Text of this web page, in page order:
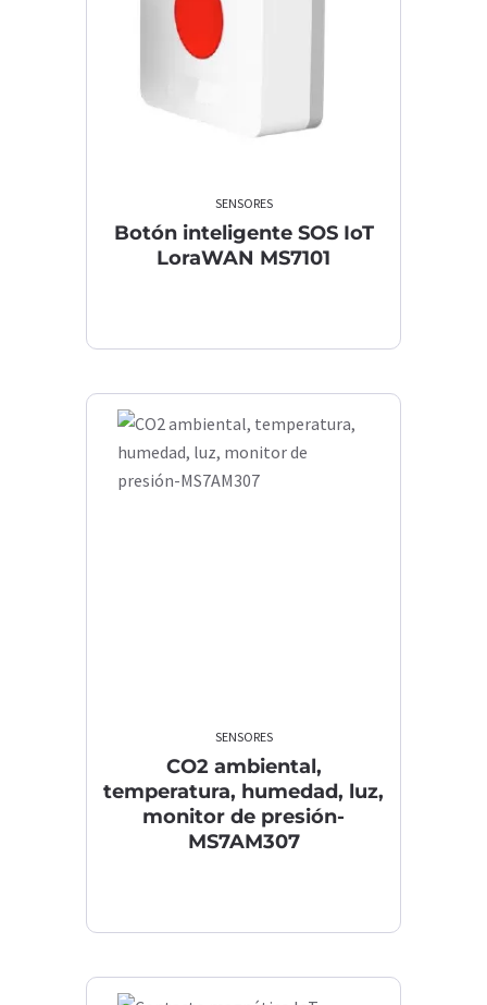
SENSORES
Botón inteligente SOS IoT
LoraWAN MS7101
SENSORES
CO2 ambiental,
temperatura, humedad, luz,
monitor de presión-
MS7AM307